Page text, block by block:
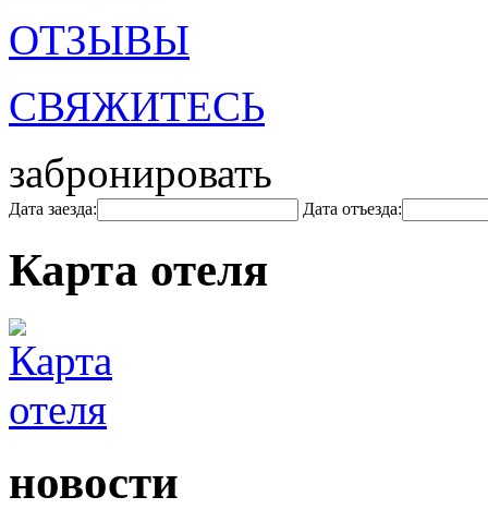
ОТЗЫВЫ
СВЯЖИТЕСЬ
забронировать
Дата заезда: Дата отъезда:
Карта отеля
новости